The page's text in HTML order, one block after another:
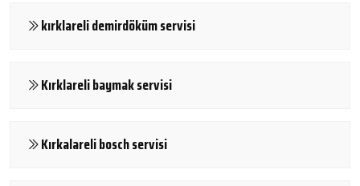
kırklareli demirdöküm servisi
Kırklareli baymak servisi
Kırkalareli bosch servisi